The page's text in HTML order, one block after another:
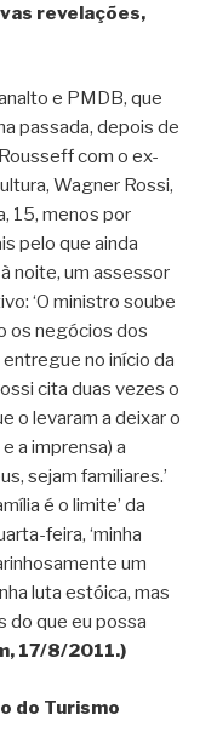
revelações,
e PMDB, que
passada, depois de
com o ex-
Wagner Rossi,
15, menos por
pelo que ainda
noite, um assessor
‘O ministro soube
os negócios dos
no início da
cita duas vezes o
o levaram a deixar o
a imprensa) a
sejam familiares.’
é o limite’ da
feira, ‘minha
um
luta estóica, mas
do que eu possa
17/8/2011.)
do Turismo